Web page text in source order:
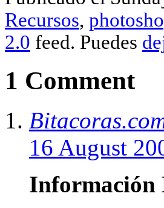
Recursos,
2.0 feed. Puedes
1 Comment
16 August
Información